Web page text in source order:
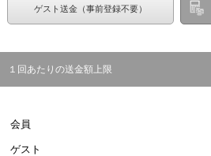
ゲスト送金（事前登録不要）
１回あたりの送金額上限
会員
ゲスト